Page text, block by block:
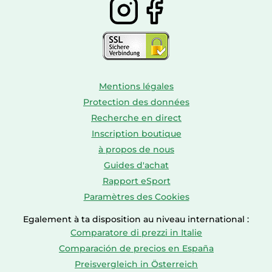
Mentions légales
Protection des données
Recherche en direct
Inscription boutique
à propos de nous
Guides d'achat
Rapport eSport
Paramètres des Cookies
Egalement à ta disposition au niveau international :
Comparatore di prezzi in Italie
Comparación de precios en España
Preisvergleich in Österreich